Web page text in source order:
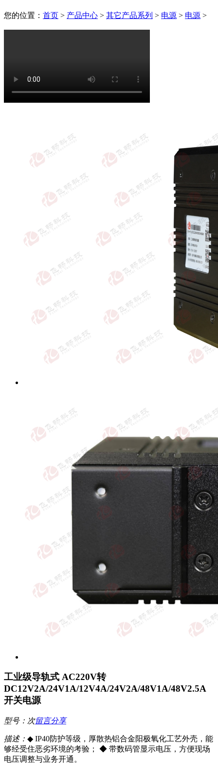
您的位置： 首页 > 产品中心 > 其它产品系列 > 电源 > 电源 >
工业级导轨式 AC220V转
DC12V2A/24V1A/12V4A/24V2A/48V1A/48V2.5A
开关电源
型号： 次留言分享
描述： ◆ IP40防护等级，厚散热铝合金阳极氧化工艺外壳，能
够经受住恶劣环境的考验； ◆ 带数码管显示电压，方便现场
电压调整与业务开通。